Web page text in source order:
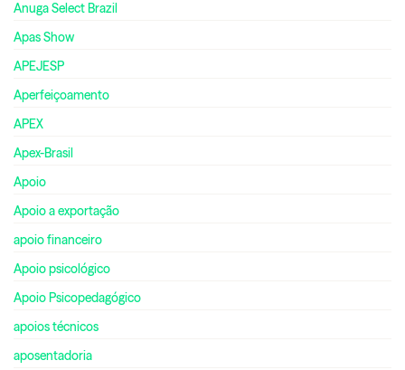
Anuga Select Brazil
Apas Show
APEJESP
Aperfeiçoamento
APEX
Apex-Brasil
Apoio
Apoio a exportação
apoio financeiro
Apoio psicológico
Apoio Psicopedagógico
apoios técnicos
aposentadoria